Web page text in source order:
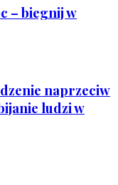
– biegnij w
naprzeciw
ludzi w